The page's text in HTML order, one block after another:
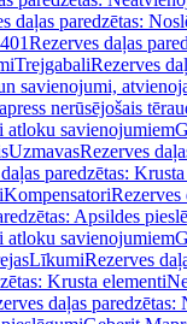
daļas paredzētas:
Rezerves daļas
TrejgabaliRezerves
savienojumi,
nerūsējošais
savienojumiem
UzmavasRezerves
paredzētas:
KompensatoriRezerves
Apsildes
savienojumiem
LīkumiRezerves
Krusta elementi
daļas paredzētas: